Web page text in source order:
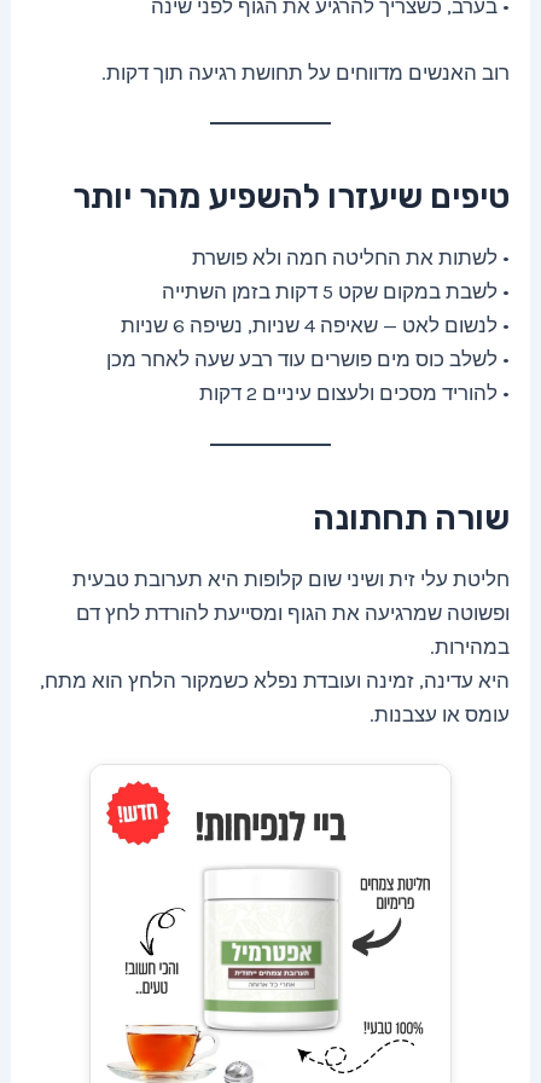
• בערב, כשצריך להרגיע את הגוף לפני שינה
רוב האנשים מדווחים על תחושת רגיעה תוך דקות.
טיפים שיעזרו להשפיע מהר יותר
• לשתות את החליטה חמה ולא פושרת
• לשבת במקום שקט 5 דקות בזמן השתייה
• לנשום לאט — שאיפה 4 שניות, נשיפה 6 שניות
• לשלב כוס מים פושרים עוד רבע שעה לאחר מכן
• להוריד מסכים ולעצום עיניים 2 דקות
שורה תחתונה
חליטת עלי זית ושיני שום קלופות היא תערובת טבעית
ופשוטה שמרגיעה את הגוף ומסייעת להורדת לחץ דם
במהירות.
היא עדינה, זמינה ועובדת נפלא כשמקור הלחץ הוא מתח,
עומס או עצבנות.